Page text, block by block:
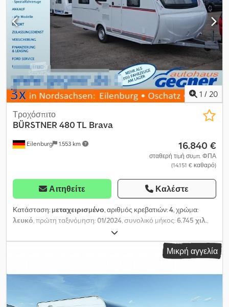
1 / 20
Eilenburg 1.553 km
Τροχόσπιτο
BÜRSTNER 480 TL Brava
16.840 €
σταθερή τιμή συμπ. ΦΠΑ
(14.151 € καθαρό)
Αιτηθείτε Καλέστε
Κατάσταση: μεταχειρισμένο, αριθμός κρεβατιών:4, χρώμα:
λευκό , πρώτη ταξινόμηση:01/2024 , συνολικό μήκος:6.745 χιλ.
, συνολικό ύψος:
αξόνων:1 άξονας, συνολικό βάρος:1.360 κιλ, Εξοπλισμός:
, Λάθη και ενδιάμεση πώληση επιφυλάσσονται!
Δεξαμενή καθαρού νερού - Ηλιοροφή HEKI (απλή) - Θέρμανση -
Ψυγείο - Τουαλέτα κασέτας ... και πολλά άλλα. ----Το όχημα είναι
ακατέργαστο! Πανελλαδική παράδοση με επιπλέον κόστος είναι
Μικρή αγγελία